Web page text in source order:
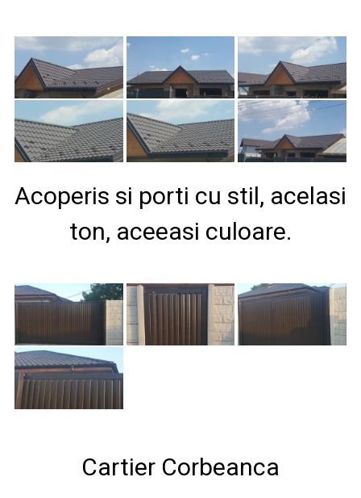
Acoperis si porti cu stil, acelasi
ton, aceeasi culoare.
Cartier Corbeanca